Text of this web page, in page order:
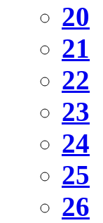
20
21
22
23
24
25
26